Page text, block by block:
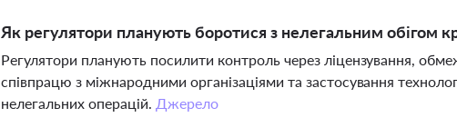
Як регулятори планують боротися з нелегальним обігом
Регулятори планують посилити контроль через ліцензування,
співпрацю з міжнародними організаціями та застосування
нелегальних операцій. Джерело